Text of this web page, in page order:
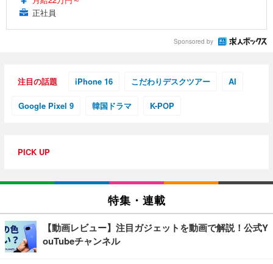
正社員
Sponsored by
注目の話題 iPhone 16 こだわりデスクツアー AI
Google Pixel 9 韓国ドラマ K-POP
PICK UP
特集・連載
【動画レビュー】注目ガジェットを動画で解説！公式Y
ouTubeチャンネル